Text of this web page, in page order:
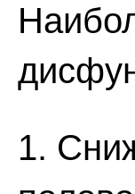
1.